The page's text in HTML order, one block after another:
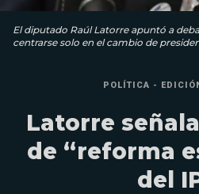
El diputado Raúl Latorre apuntó a
centrarse solo en el cambio de
POLÍTICA -
Latorre
de “reforma
del